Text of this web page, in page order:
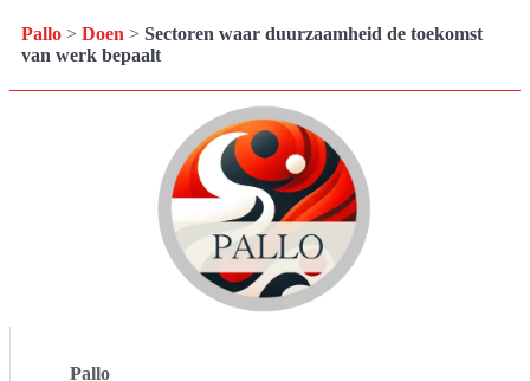
Pallo > Doen > Sectoren waar duurzaamheid de toekomst
van werk bepaalt
Pallo